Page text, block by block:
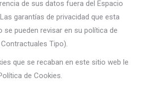
de sus datos fuera del Espacio
garantías de privacidad que esta
se pueden revisar en su política de
Tipo).
que se recaban en este sitio web le
de Cookies.